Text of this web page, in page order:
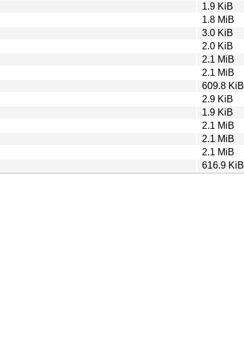
1.9 KiB
1.8 MiB
3.0 KiB
2.0 KiB
2.1 MiB
2.1 MiB
609.8 KiB
2.9 KiB
1.9 KiB
2.1 MiB
2.1 MiB
2.1 MiB
616.9 KiB